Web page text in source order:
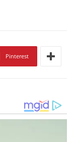
Pinterest